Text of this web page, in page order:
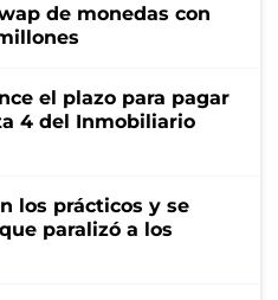
de monedas con
el plazo para pagar
4 del Inmobiliario
los prácticos y se
paralizó a los